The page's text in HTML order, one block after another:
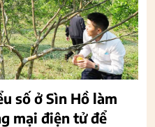
số ở Sìn Hồ làm
mại điện tử để